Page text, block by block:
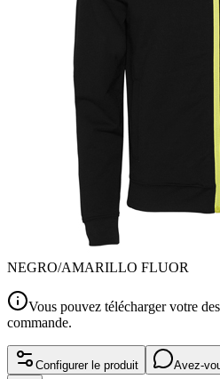
NEGRO/AMARILLO FLUOR
Vous pouvez télécharger votre
commande.
Configurer le produit Avez-